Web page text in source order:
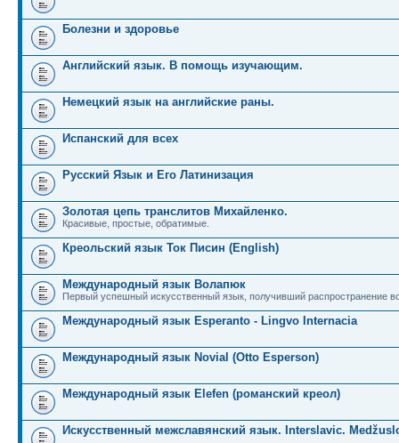
Болезни и здоровье
Английский язык. В помощь изучающим.
Немецкий язык на английские раны.
Испанский для всех
Русский Язык и Его Латинизация
Золотая цепь транслитов Михайленко.
Красивые, простые, обратимые.
Креольский язык Ток Писин (English)
Международный язык Волапюк
Первый успешный искусственный язык, получивший распространение
Международный язык Esperanto - Lingvo Internacia
Международный язык Novial (Otto Esperson)
Международный язык Elefen (романский креол)
Искусственный межславянский язык. Interslavic.